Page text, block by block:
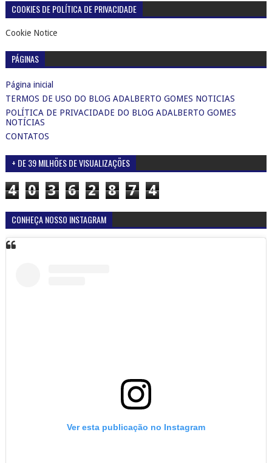
COOKIES DE POLÍTICA DE PRIVACIDADE
Cookie Notice
PÁGINAS
Página inicial
TERMOS DE USO DO BLOG ADALBERTO GOMES NOTICIAS
POLÍTICA DE PRIVACIDADE DO BLOG ADALBERTO GOMES
NOTÍCIAS
CONTATOS
+ DE 39 MILHÕES DE VISUALIZAÇÕES
4 0 3 6 2 8 7 4
CONHEÇA NOSSO INSTAGRAM
Ver esta publicação no Instagram